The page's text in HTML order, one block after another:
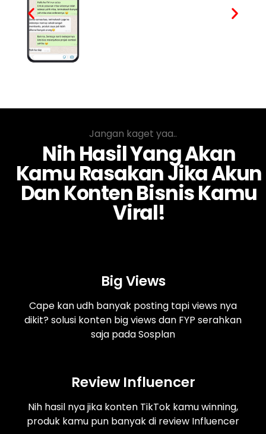
Jangan kaget yaa..
Nih Hasil Yang Akan
Kamu Rasakan Jika Akun
Dan Konten Bisnis Kamu
Viral!
Big Views
Cape kan udh banyak posting tapi views nya
dikit? solusi konten big views dan FYP serahkan
saja pada Sosplan
Review Influencer
Nih hasil nya jika konten TikTok kamu winning,
produk kamu pun banyak di review Influencer